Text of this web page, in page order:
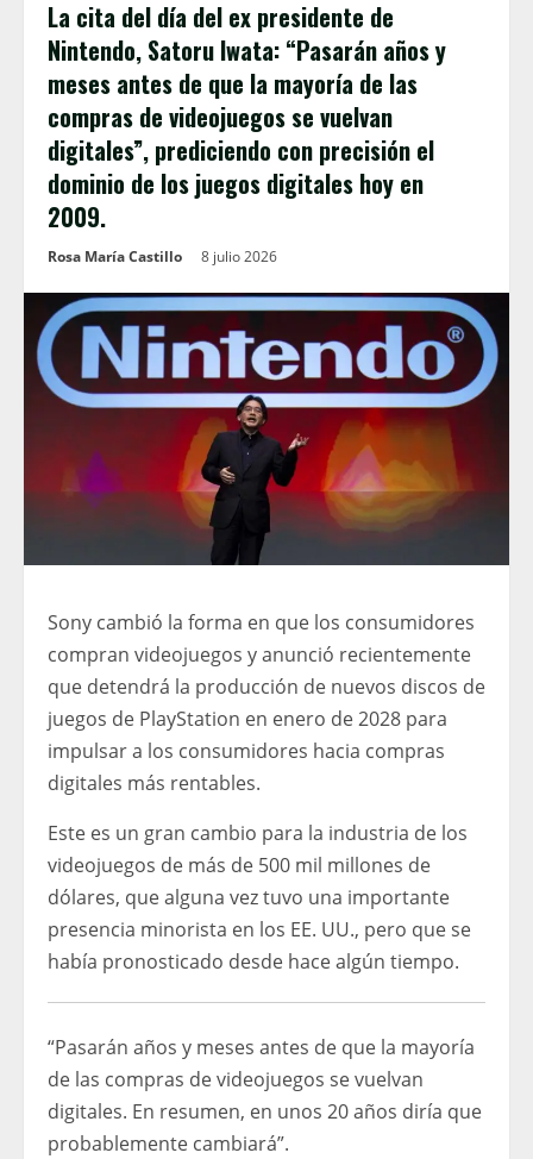
La cita del día del ex presidente de
Nintendo, Satoru Iwata: “Pasarán años y
meses antes de que la mayoría de las
compras de videojuegos se vuelvan
digitales”, prediciendo con precisión el
dominio de los juegos digitales hoy en
2009.
Rosa María Castillo 8 julio 2026
Sony cambió la forma en que los consumidores
compran videojuegos y anunció recientemente
que detendrá la producción de nuevos discos de
juegos de PlayStation en enero de 2028 para
impulsar a los consumidores hacia compras
digitales más rentables.
Este es un gran cambio para la industria de los
videojuegos de más de 500 mil millones de
dólares, que alguna vez tuvo una importante
presencia minorista en los EE. UU., pero que se
había pronosticado desde hace algún tiempo.
“Pasarán años y meses antes de que la mayoría
de las compras de videojuegos se vuelvan
digitales. En resumen, en unos 20 años diría que
probablemente cambiará”.